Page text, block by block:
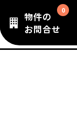
物件の
お問合せ